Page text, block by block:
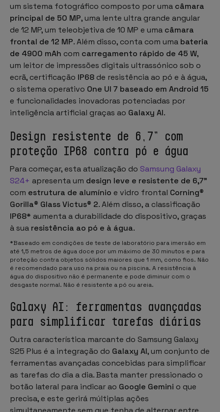
um sistema fotográfico composto por uma câmara
principal de 50 MP, uma lente ultra grande angular
de 12 MP, um teleobjetiva de 10 MP e uma câmara
frontal de 12 MP. Além disso, conta com uma bateria
de 4900 mAh com carregamento rápido de 45 W,
um leitor de impressões digitais ultrassónico sob o
ecrã, certificação IP68 de resistência ao pó e à água,
o sistema operativo One UI 7 baseado em Android 15
e funcionalidades inovadoras potenciadas por
inteligência artificial graças ao Galaxy AI.
Design resistente de 6,7” com
proteção IP68 contra pó e água
Para começar, esta atualização do Samsung Galaxy
S24+ apresenta um design leve e resistente de 6,7”
com estrutura de alumínio e vidro frontal Corning®
Gorilla® Glass Victus® 2. Além disso, a classificação
IP68* aumenta a durabilidade do dispositivo, graças
à sua resistência ao pó e à água.
*Baseado em condições de teste de laboratório para imersão em
até 1,5 metros de água doce por um máximo de 30 minutos e para
proteção contra objetos sólidos maiores que 1 mm, como fios. Não
é recomendado para uso na praia ou na piscina. A resistência à
água do dispositivo não é permanente e pode diminuir com o
desgaste normal. Não é resistente a pó ou areia.
Galaxy AI: ferramentas avançadas
para simplificar tarefas diárias
Outra característica marcante do Samsung Galaxy
S25 Plus é a integração do Galaxy AI, um conjunto de
ferramentas avançadas concebidas para simplificar
as tarefas do dia a dia. Basta manter pressionado o
botão lateral para indicar ao Google Gemini o que
precisa, e este gerirá múltiplas ações